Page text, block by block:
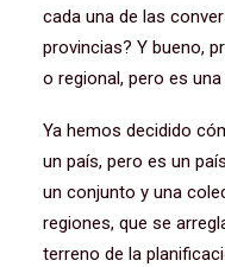
cada una de las
provincias? Y bueno,
o regional, pero es
Ya hemos decidido
un país, pero es un
un conjunto y una
regiones, que se
terreno de la